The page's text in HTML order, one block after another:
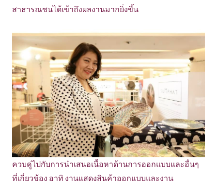
สาธารณชนได้เข้าถึงผลงานมากยิ่งขึ้น
ควบคู่ไปกับการนำเสนอเนื้อหาด้านการออกแบบและอื่นๆ
ที่เกี่ยวข้อง อาทิ งานแสดงสินค้าออกแบบและงาน